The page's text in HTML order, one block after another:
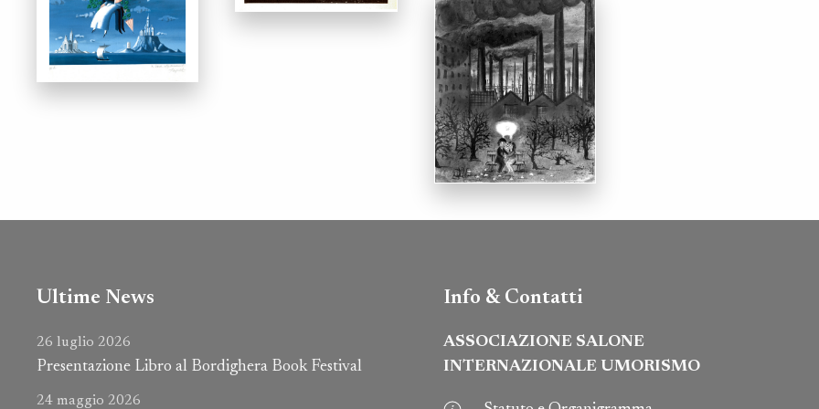
Ultime News
26 luglio 2026
Presentazione Libro al Bordighera Book Festival
24 maggio 2026
Info & Contatti
ASSOCIAZIONE SALONE
INTERNAZIONALE UMORISMO